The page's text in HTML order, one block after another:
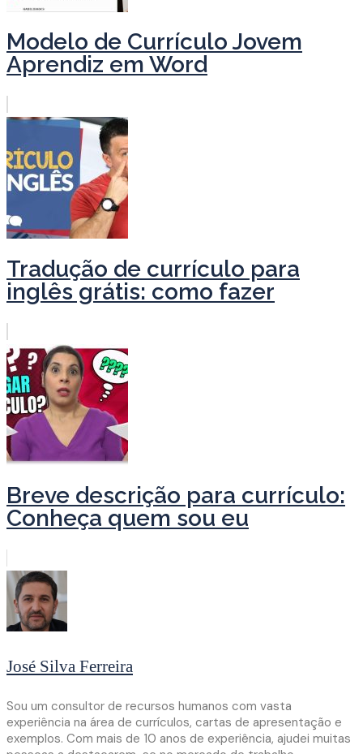
Modelo de Currículo Jovem
Aprendiz em Word
Tradução de currículo para
inglês grátis: como fazer
Breve descrição para currículo:
Conheça quem sou eu
José Silva Ferreira
Sou um consultor de recursos humanos com vasta
experiência na área de currículos, cartas de apresentação e
exemplos. Com mais de 10 anos de experiência, ajudei muitas